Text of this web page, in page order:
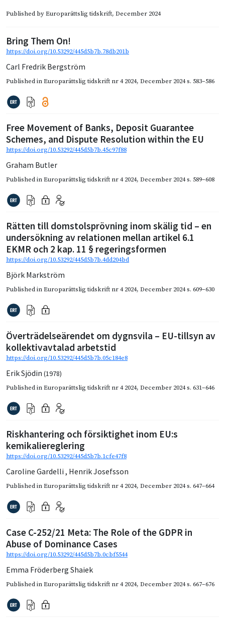
Published byEuroparättslig tidskrift, December 2024
Bring Them On!
https://doi.org/10.53292/445d5b7b.78db201b
Carl Fredrik Bergström
Published inEuroparättslig tidskrift nr 4 2024, December 2024s. 583–586
Free Movement of Banks, Deposit Guarantee
Schemes, and Dispute Resolution within the EU
https://doi.org/10.53292/445d5b7b.45c97f88
Graham Butler
Published inEuroparättslig tidskrift nr 4 2024, December 2024s. 589–608
Rätten till domstolsprövning inom skälig tid – en
undersökning av relationen mellan artikel 6.1
EKMR och 2 kap. 11 § regeringsformen
https://doi.org/10.53292/445d5b7b.4dd204bd
Björk Markström
Published inEuroparättslig tidskrift nr 4 2024, December 2024s. 609–630
Överträdelseärendet om dygnsvila – EU-tillsyn av
kollektivavtalad arbetstid
https://doi.org/10.53292/445d5b7b.05c184e8
Erik Sjödin (1978)
Published inEuroparättslig tidskrift nr 4 2024, December 2024s. 631–646
Riskhantering och försiktighet inom EU:s
kemikaliereglering
https://doi.org/10.53292/445d5b7b.1cfe47f8
Caroline Gardelli , Henrik Josefsson
Published inEuroparättslig tidskrift nr 4 2024, December 2024s. 647–664
Case C-252/21 Meta: The Role of the GDPR in
Abuse of Dominance Cases
https://doi.org/10.53292/445d5b7b.0cbf5544
Emma Fröderberg Shaiek
Published inEuroparättslig tidskrift nr 4 2024, December 2024s. 667–676